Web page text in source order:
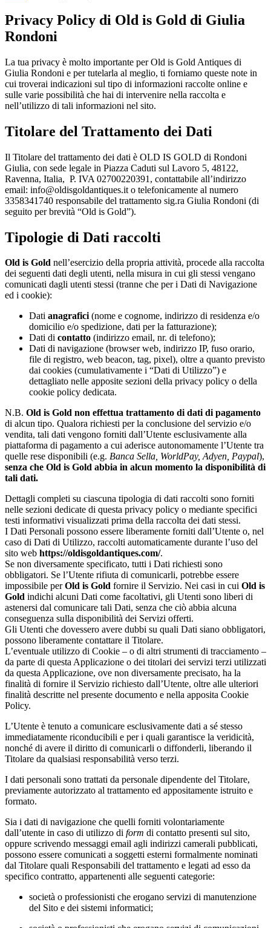
Privacy Policy di Old is Gold di Giulia
Rondoni
La tua privacy è molto importante per Old is Gold Antiques di
Giulia Rondoni e per tutelarla al meglio, ti forniamo queste note in
cui troverai indicazioni sul tipo di informazioni raccolte online e
sulle varie possibilità che hai di intervenire nella raccolta e
nell’utilizzo di tali informazioni nel sito.
Titolare del Trattamento dei Dati
Il Titolare del trattamento dei dati è OLD IS GOLD di Rondoni
Giulia, con sede legale in Piazza Caduti sul Lavoro 5, 48122,
Ravenna, Italia, P. IVA 02700220391, contattabile all’indirizzo
email: info@oldisgoldantiques.it o telefonicamente al numero
3358341740 responsabile del trattamento sig.ra Giulia Rondoni (di
seguito per brevità “Old is Gold”).
Tipologie di Dati raccolti
Old is Gold nell’esercizio della propria attività, procede alla raccolta
dei seguenti dati degli utenti, nella misura in cui gli stessi vengano
comunicati dagli utenti stessi (tranne che per i Dati di Navigazione
ed i cookie):
Dati anagrafici(nome e cognome, indirizzo di residenza e/o
domicilio e/o spedizione, dati per la fatturazione);
Dati di contatto (indirizzo email, nr. di telefono);
Dati di navigazione (browser web, indirizzo IP, fuso orario,
file di registro, web beacon, tag, pixel), oltre a quanto previsto
dai cookies (cumulativamente i “Dati di Utilizzo”) e
dettagliato nelle apposite sezioni della privacy policy o della
cookie policy dedicata.
N.B. Old is Gold non effettua trattamento di dati di pagamento
di alcun tipo. Qualora richiesti per la conclusione del servizio e/o
vendita, tali dati vengono forniti dall’Utente esclusivamente alla
piattaforma di pagamento a cui aderisce autonomamente l’Utente tra
quelle rese disponibili (e.g. Banca Sella, WorldPay, Adyen, Paypal),
senza che Old is Gold abbia in alcun momento la disponibilità di
tali dati.
Dettagli completi su ciascuna tipologia di dati raccolti sono forniti
nelle sezioni dedicate di questa privacy policy o mediante specifici
testi informativi visualizzati prima della raccolta dei dati stessi.
I Dati Personali possono essere liberamente forniti dall’Utente o, nel
caso di Dati di Utilizzo, raccolti automaticamente durante l’uso del
sito web https://oldisgoldantiques.com/.
Se non diversamente specificato, tutti i Dati richiesti sono
obbligatori. Se l’Utente rifiuta di comunicarli, potrebbe essere
impossibile perOld is Gold fornire il Servizio. Nei casi in cui Old is
Gold indichi alcuni Dati come facoltativi, gli Utenti sono liberi di
astenersi dal comunicare tali Dati, senza che ciò abbia alcuna
conseguenza sulla disponibilità dei Servizi offerti.
Gli Utenti che dovessero avere dubbi su quali Dati siano obbligatori,
possono liberamente contattare il Titolare.
L’eventuale utilizzo di Cookie – o di altri strumenti di tracciamento –
da parte di questa Applicazione o dei titolari dei servizi terzi utilizzati
da questa Applicazione, ove non diversamente precisato, ha la
finalità di fornire il Servizio richiesto dall’Utente, oltre alle ulteriori
finalità descritte nel presente documento e nella apposita Cookie
Policy.
L’Utente è tenuto a comunicare esclusivamente dati a sé stesso
immediatamente riconducibili e per i quali garantisce la veridicità,
nonché di avere il diritto di comunicarli o diffonderli, liberando il
Titolare da qualsiasi responsabilità verso terzi.
I dati personali sono trattati da personale dipendente del Titolare,
previamente autorizzato al trattamento ed appositamente istruito e
formato.
Sia i dati di navigazione che quelli forniti volontariamente
dall’utente in caso di utilizzo di form di contatto presenti sul sito,
oppure scrivendo messaggi email agli indirizzi camerali pubblicati,
possono essere comunicati a soggetti esterni formalmente nominati
dal Titolare quali Responsabili del trattamento e legati ad esso da
specifico contratto, appartenenti alle seguenti categorie:
società o professionisti che erogano servizi di manutenzione
del Sito e dei sistemi informatici;